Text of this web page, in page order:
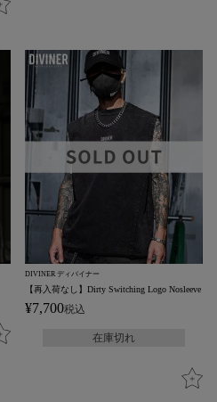
DIVINER ディバイナー
【再入荷なし】Dirty Switching Logo Nosleeve
¥7,700税込
在庫切れ